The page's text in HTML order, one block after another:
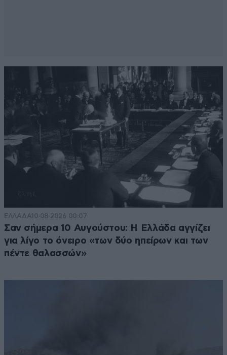
ΕΛΛΑΔΑ10·08·2026 00:07
Σαν σήμερα 10 Αυγούστου: Η Ελλάδα αγγίζει
για λίγο το όνειρο «των δύο ηπείρων και των
πέντε θαλασσών»